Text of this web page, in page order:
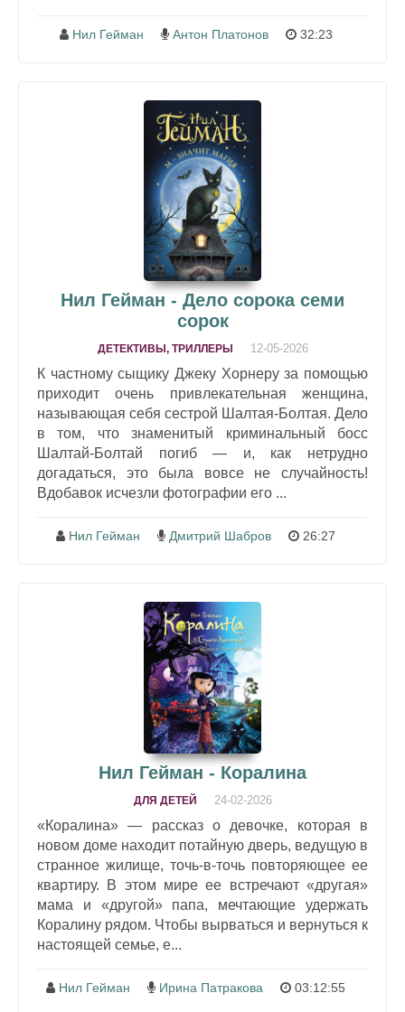
Нил Гейман Антон Платонов 32:23
Нил Гейман - Дело сорока семи
сорок
ДЕТЕКТИВЫ, ТРИЛЛЕРЫ 12-05-2026
К частному сыщику Джеку Хорнеру за помощью
приходит очень привлекательная женщина,
называющая себя сестрой Шалтая-Болтая. Дело
в том, что знаменитый криминальный босс
Шалтай-Болтай погиб — и, как нетрудно
догадаться, это была вовсе не случайность!
Вдобавок исчезли фотографии его ...
Нил Гейман Дмитрий Шабров 26:27
Нил Гейман - Коралина
ДЛЯ ДЕТЕЙ 24-02-2026
«Коралина» — рассказ о девочке, которая в
новом доме находит потайную дверь, ведущую в
странное жилище, точь-в-точь повторяющее ее
квартиру. В этом мире ее встречают «другая»
мама и «другой» папа, мечтающие удержать
Коралину рядом. Чтобы вырваться и вернуться к
настоящей семье, е...
Нил Гейман Ирина Патракова 03:12:55